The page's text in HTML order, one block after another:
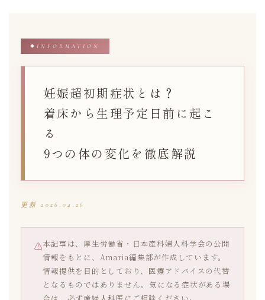
INFORMATION
妊娠超初期症状とは？
着床から生理予定日前に起こ
る
9つの体の変化を徹底解説
更新 2026.04.26
⚠本記事は、厚生労働省・日本産科婦人科学会の公開
情報をもとに、Amaria編集部が作成しています。
情報提供を目的としており、医療アドバイスの代替
となるものではありません。気になる症状がある場